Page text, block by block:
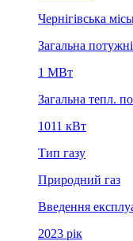
Чернігівська
Загальна
1 MВт
Загальна тепл.
1011 кВт
Тип газу
Природний газ
Введення
2023 рiк